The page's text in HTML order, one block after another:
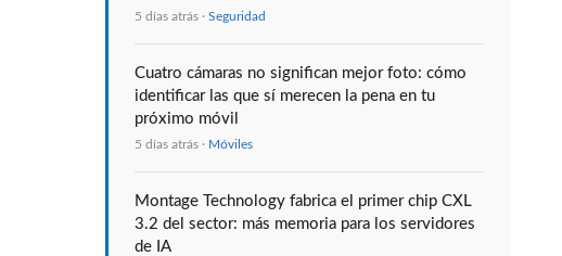
5 días atrás · Seguridad
Cuatro cámaras no significan mejor foto: cómo
identificar las que sí merecen la pena en tu
próximo móvil
5 días atrás · Móviles
Montage Technology fabrica el primer chip CXL
3.2 del sector: más memoria para los servidores
de IA